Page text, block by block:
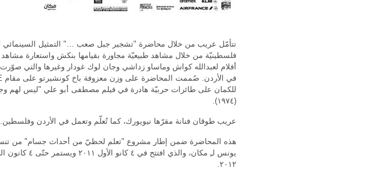
تتأمّل عريب من خلال محاضرة "تشجير جبل صعب …" التمثيل السينمائي
فلسطينيّة من خلال مشاهد طبيعيّة مجاورة بقيامها بنكش واستعارة
أفلام لعبدالله كواش وماساو زداشي وجان لوك غودار وغيرها والتي صوّرت
للكمان على طائرات حربيّة هادرة في فيلم مصطفى أبو علي "ليس لهم
(١٩٧٤).
عريب طوقان فنانة مقرّها نيويورك، كما تُعلّم وتعمل في الأردن وفلسطين.
هذه المحاضرة ضمن إطار مشروع "تعلم لحظيّ من أحداث جسام" من
يونس لـِ مكان، والذي افتتح في ٤ كانو الأول ٢٠١١
٢٠١٢.